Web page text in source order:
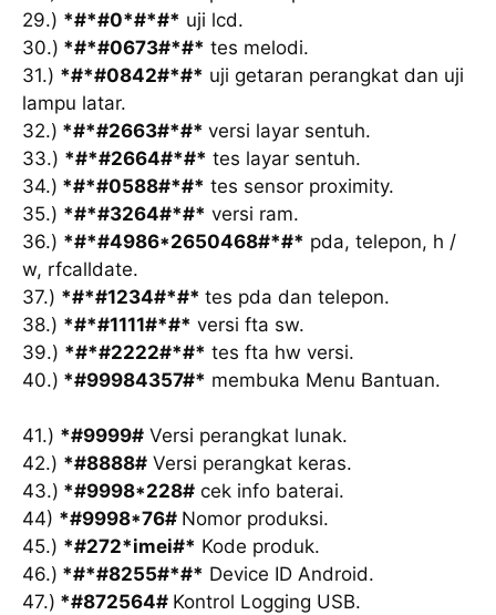
29.) *#*#0*#*#* uji lcd.
30.) *#*#0673#*#* tes melodi.
31.) *#*#0842#*#* uji getaran perangkat dan uji
lampu latar.
32.) *#*#2663#*#* versi layar sentuh.
33.) *#*#2664#*#* tes layar sentuh.
34.) *#*#0588#*#* tes sensor proximity.
35.) *#*#3264#*#* versi ram.
36.) *#*#4986*2650468#*#* pda, telepon, h /
w, rfcalldate.
37.) *#*#1234#*#* tes pda dan telepon.
38.) *#*#1111#*#* versi fta sw.
39.) *#*#2222#*#* tes fta hw versi.
40.) *#99984357#* membuka Menu Bantuan.
41.) *#9999# Versi perangkat lunak.
42.) *#8888# Versi perangkat keras.
43.) *#9998*228# cek info baterai.
44) *#9998*76# Nomor produksi.
45.) *#272*imei#* Kode produk.
46.) *#*#8255#*#* Device ID Android.
47.) *#872564# Kontrol Logging USB.